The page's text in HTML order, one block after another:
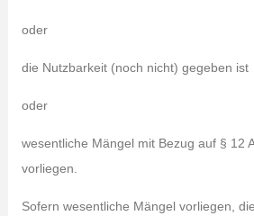
oder
die Nutzbarkeit (noch nicht) gegeben ist
oder
wesentliche Mängel mit Bezug auf § 12
vorliegen.
Sofern wesentliche Mängel vorliegen,